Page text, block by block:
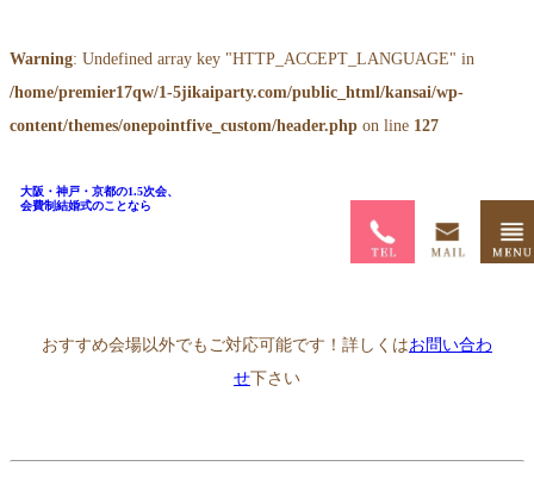
Warning: Undefined array key "HTTP_ACCEPT_LANGUAGE" in
/home/premier17qw/1-5jikaiparty.com/public_html/kansai/wp-
content/themes/onepointfive_custom/header.php on line 127
大阪・神戸・京都の1.5次会、
会費制結婚式のことなら
おすすめ会場以外でもご対応可能です！詳しくはお問い合わ
せ下さい